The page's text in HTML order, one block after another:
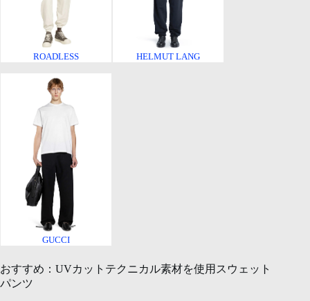
ROADLESS HELMUT LANG
GUCCI
おすすめ：UVカットテクニカル素材を使用スウェット
パンツ